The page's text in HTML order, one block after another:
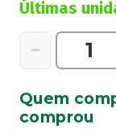
Últimas
−
Quantidade
Linctus
Adulto,
Quem
comprou